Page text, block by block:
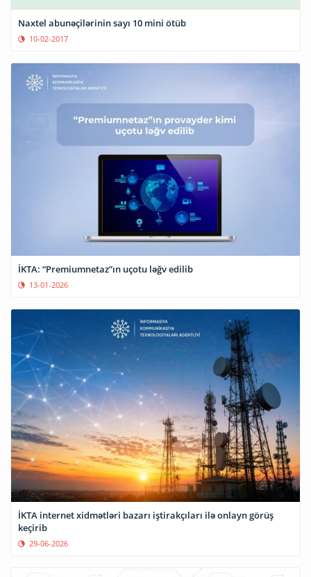
Naxtel abunəçilərinin sayı 10 mini ötüb
10-02-2017
İKTA: “Premiumnetaz”ın uçotu ləğv edilib
13-01-2026
İKTA internet xidmətləri bazarı iştirakçıları ilə onlayn görüş
keçirib
29-06-2026